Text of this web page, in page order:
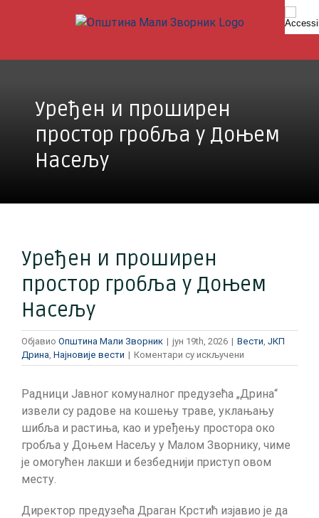
Уређен и проширен
простор гробља у Доњем
Насељу
Уређен и проширен
простор гробља у Доњем
Насељу
Објавио Општина Мали Зворник | јун 19th, 2026 | Вести ЈКП
Дрина Најновије вести | Коментари су искључени
Уређен
проширен
простор
у
Доњем
Насељу
Радници Јавног комуналног предузећа „Дрина“
извели су радове на кошењу траве, уклањању
шибља и растиња, као и уређењу простора око
гробља у Доњем Насељу у Малом Зворнику, чиме
је омогућен лакши и безбеднији приступ овом
месту.
Директор предузећа Драган Крстић изјавио је да